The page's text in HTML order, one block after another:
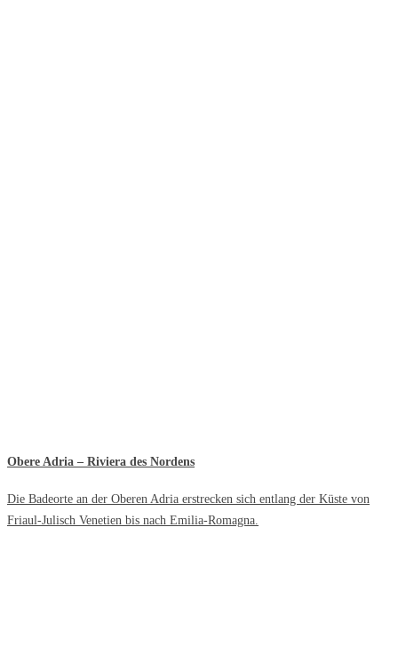
Obere Adria – Riviera des Nordens
Die Badeorte an der Oberen Adria erstrecken sich entlang der Küste von
Friaul-Julisch Venetien bis nach Emilia-Romagna.